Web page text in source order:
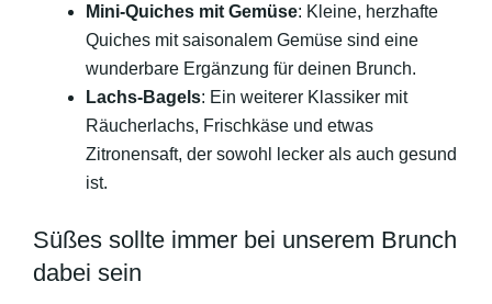
Mini-Quiches mit Gemüse: Kleine, herzhafte
Quiches mit saisonalem Gemüse sind eine
wunderbare Ergänzung für deinen Brunch.
Lachs-Bagels: Ein weiterer Klassiker mit
Räucherlachs, Frischkäse und etwas
Zitronensaft, der sowohl lecker als auch gesund
ist.
Süßes sollte immer bei unserem Brunch
dabei sein